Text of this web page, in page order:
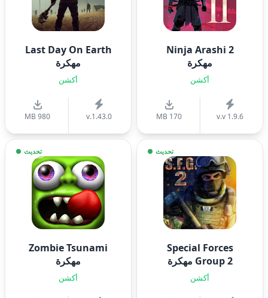
Ninja Arashi 2
مهكرة
أكشن
v.v 1.9.6
170 MB
Last Day On Earth
مهكرة
أكشن
v.1.43.0
980 MB
تحديث
Special Forces
Group 2 مهكرة
أكشن
تحديث
Zombie Tsunami
مهكرة
أكشن